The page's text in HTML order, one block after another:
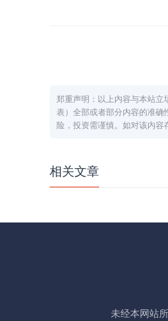
郑重声明：以上内容与本站
表）全部或者部分内容的准
险，投资需谨慎。如对该内容
相关文章
未经本网站